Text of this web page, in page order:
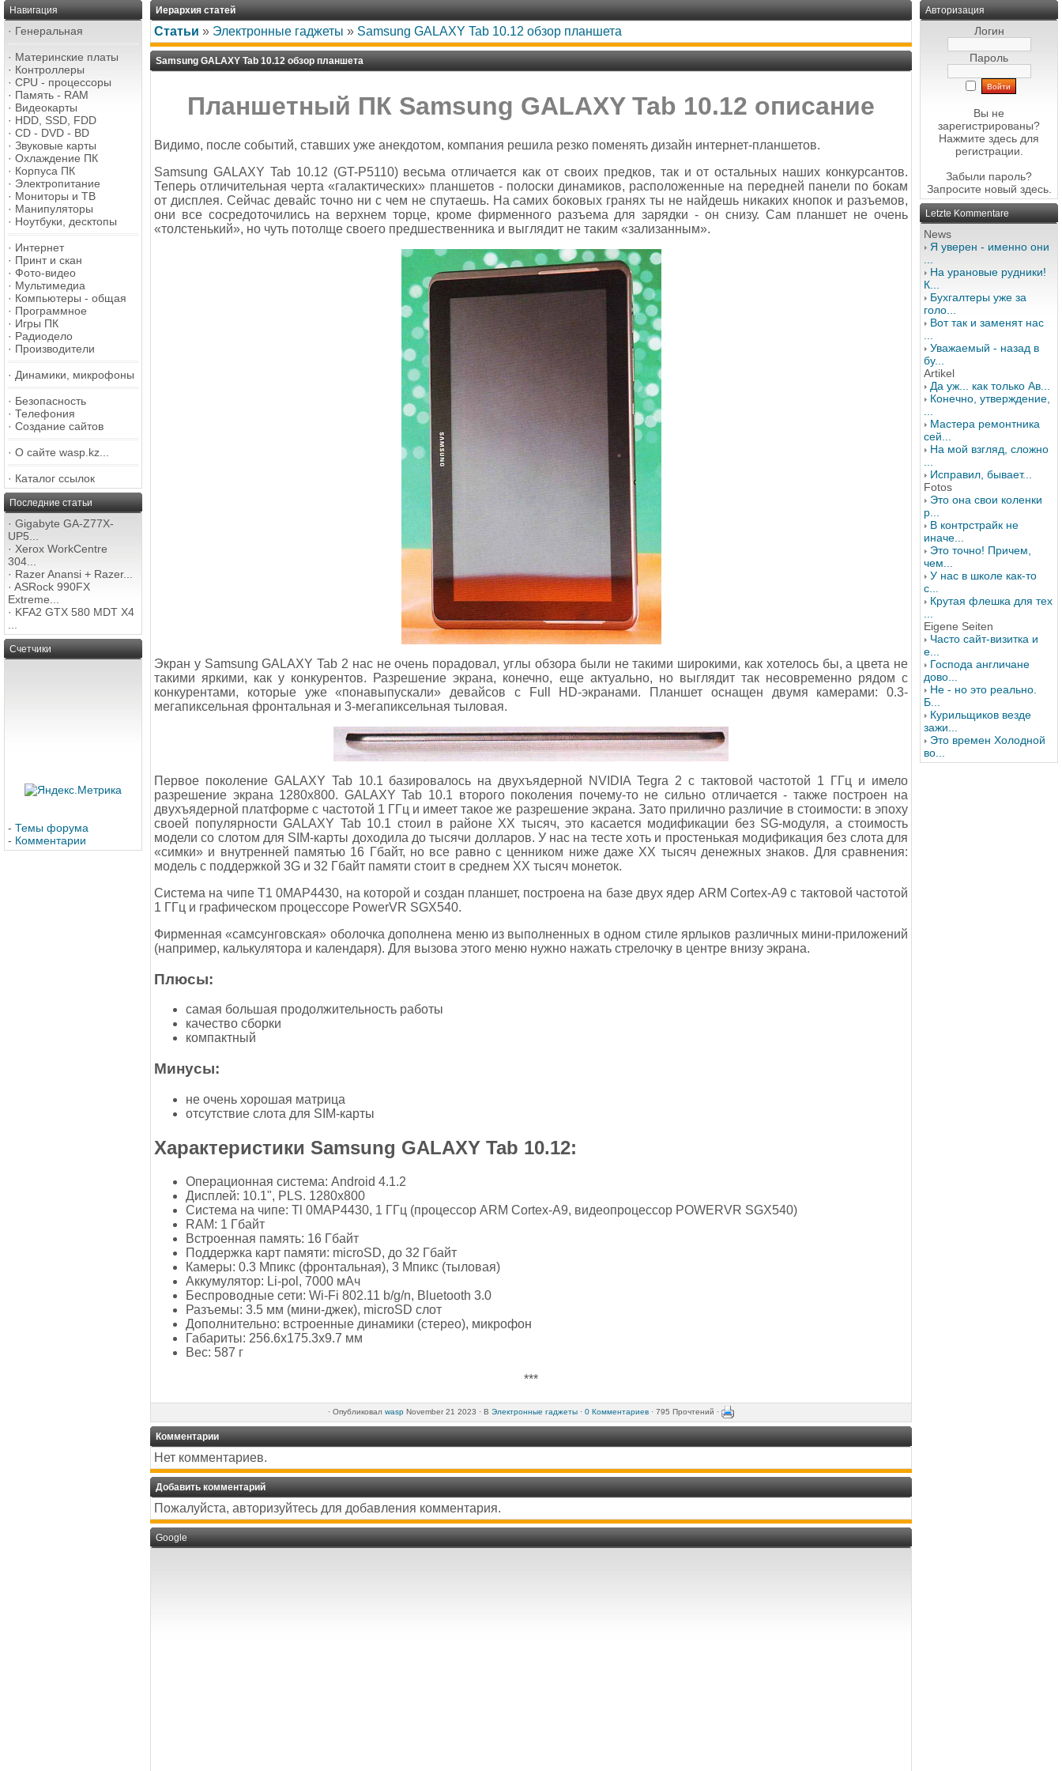
Навигация
· Генеральная
· Материнские платы
· Контроллеры
· CPU - процессоры
· Память - RAM
· Видеокарты
· HDD, SSD, FDD
· CD - DVD - BD
· Звуковые карты
· Охлаждение ПК
· Корпуса ПК
· Электропитание
· Мониторы и ТВ
· Манипуляторы
· Ноутбуки, десктопы
· Интернет
· Принт и скан
· Фото-видео
· Мультимедиа
· Компьютеры - общая
· Программное
· Игры ПК
· Радиодело
· Производители
· Динамики, микрофоны
· Безопасность
· Телефония
· Создание сайтов
· О сайте wasp.kz...
· Каталог ссылок
Последние статьи
· Gigabyte GA-Z77X-
UP5...
· Xerox WorkCentre
304...
· Razer Anansi + Razer...
· ASRock 990FX
Extreme...
· KFA2 GTX 580 MDT X4
Счетчики
- Темы форума
- Комментарии
Иерархия статей
Статьи » Электронные гаджеты » Samsung GALAXY Tab 10.12 обзор планшета
Samsung GALAXY Tab 10.12 обзор планшета
Планшетный ПК Samsung GALAXY Tab 10.12 описание
Видимо, после событий, ставших уже анекдотом, компания решила резко поменять дизайн интернет-планшетов.
Samsung GALAXY Tab 10.12 (GT-P5110) весьма отличается как от своих предков, так и от остальных наших конкурсантов.
Теперь отличительная черта «галактических» планшетов - полоски динамиков, расположенные на передней панели по бокам
от дисплея. Сейчас девайс точно ни с чем не спутаешь. На самих боковых гранях ты не найдешь никаких кнопок и разъемов,
они все сосредоточились на верхнем торце, кроме фирменного разъема для зарядки - он снизу. Сам планшет не очень
«толстенький», но чуть потолще своего предшественника и выглядит не таким «зализанным».
Экран у Samsung GALAXY Tab 2 нас не очень порадовал, углы обзора были не такими широкими, как хотелось бы, а цвета не
такими яркими, как у конкурентов. Разрешение экрана, конечно, еще актуально, но выглядит так несовременно рядом с
конкурентами, которые уже «понавыпускали» девайсов с Full HD-экранами. Планшет оснащен двумя камерами: 0.3-
мегапиксельная фронтальная и 3-мегапиксельная тыловая.
Первое поколение GALAXY Tab 10.1 базировалось на двухъядерной NVIDIA Tegra 2 с тактовой частотой 1 ГГц и имело
разрешение экрана 1280x800. GALAXY Tab 10.1 второго поколения почему-то не сильно отличается - также построен на
двухъядерной платформе с частотой 1 ГГц и имеет такое же разрешение экрана. Зато прилично различие в стоимости: в эпоху
своей популярности GALAXY Tab 10.1 стоил в районе ХХ тысяч, это касается модификации без SG-модуля, а стоимость
модели со слотом для SIM-карты доходила до тысячи долларов. У нас на тесте хоть и простенькая модификация без слота для
«симки» и внутренней памятью 16 Гбайт, но все равно с ценником ниже даже ХХ тысяч денежных знаков. Для сравнения:
модель с поддержкой 3G и 32 Гбайт памяти стоит в среднем ХХ тысяч монеток.
Система на чипе Т1 0МАР4430, на которой и создан планшет, построена на базе двух ядер ARM Cortex-A9 с тактовой частотой
1 ГГц и графическом процессоре PowerVR SGX540.
Фирменная «самсунговская» оболочка дополнена меню из выполненных в одном стиле ярлыков различных мини-приложений
(например, калькулятора и календаря). Для вызова этого меню нужно нажать стрелочку в центре внизу экрана.
Плюсы:
самая большая продолжительность работы
качество сборки
компактный
Минусы:
не очень хорошая матрица
отсутствие слота для SIM-карты
Характеристики Samsung GALAXY Tab 10.12:
Операционная система: Android 4.1.2
Дисплей: 10.1", PLS. 1280x800
Система на чипе: Tl 0МАР4430, 1 ГГц (процессор ARM Cortex-A9, видеопроцессор POWERVR SGX540)
RAM: 1 Гбайт
Встроенная память: 16 Гбайт
Поддержка карт памяти: microSD, до 32 Гбайт
Камеры: 0.3 Мпикс (фронтальная), 3 Мпикс (тыловая)
Аккумулятор: Li-pol, 7000 мАч
Беспроводные сети: Wi-Fi 802.11 b/g/n, Bluetooth 3.0
Разъемы: 3.5 мм (мини-джек), microSD слот
Дополнительно: встроенные динамики (стерео), микрофон
Габариты: 256.6x175.3x9.7 мм
Вес: 587 г
***
· Опубликовал wasp November 21 2023 · В Электронные гаджеты · 0 Комментариев · 795 Прочтений ·
Комментарии
Нет комментариев.
Добавить комментарий
Пожалуйста, авторизуйтесь для добавления комментария.
Google
Авторизация
Логин
Пароль
Вы не
зарегистрированы?
Нажмите здесь для
регистрации.
Забыли пароль?
Запросите новый здесь.
Letzte Kommentare
News
Я уверен - именно они
На урановые рудники!
К...
Бухгалтеры уже за
голо...
Вот так и заменят нас
Уважаемый - назад в
бу...
Artikel
Да уж... как только Ав...
Конечно, утверждение,
Мастера ремонтника
сей...
На мой взгляд, сложно
Исправил, бывает...
Fotos
Это она свои коленки
р...
В контрстрайк не
иначе...
Это точно! Причем,
чем...
У нас в школе как-то
с...
Крутая флешка для тех
Eigene Seiten
Часто сайт-визитка и
е...
Господа англичане
дово...
Не - но это реально.
Б...
Курильщиков везде
зажи...
Это времен Холодной
во...